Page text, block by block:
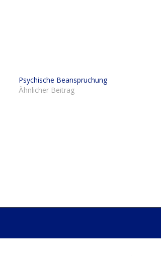
Psychische Beanspruchung
Ähnlicher Beitrag